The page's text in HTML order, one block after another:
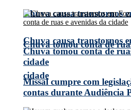
Chuva causa transtornos
Chuva tomou conta de
cidade
Chuva causa transtornos
Chuva tomou conta de
cidade
Missal cumpre com
contas durante Audiência